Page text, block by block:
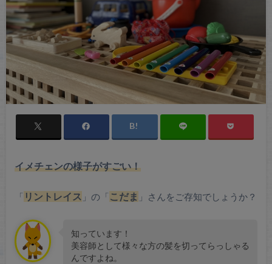
イメチェンの様子がすごい！
「 リントレイス 」の「 こだま 」さんをご存知でしょうか？
知っています！
美容師として様々な方の髪を切ってらっしゃる
んですよね。